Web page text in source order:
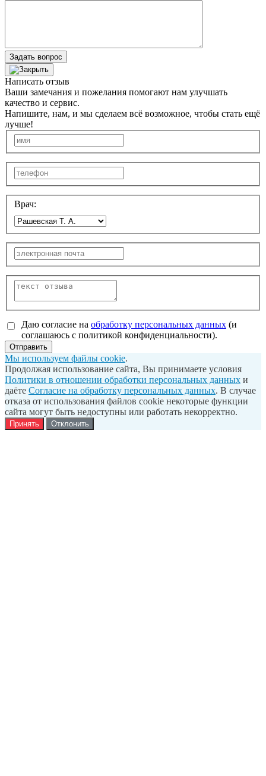
Задать вопрос
Написать отзыв
Ваши замечания и пожелания помогают нам улучшать
качество и сервис.
Напишите, нам, и мы сделаем всё возможное, чтобы стать ещё
лучше!
Врач:
Даю согласие на обработку персональных данных (и
соглашаюсь с политикой конфиденциальности).
Отправить
Мы используем файлы cookie.
Продолжая использование сайта, Вы принимаете условия
Политики в отношении обработки персональных данных и
даёте Согласие на обработку персональных данных. В случае
отказа от использования файлов cookie некоторые функции
сайта могут быть недоступны или работать некорректно.
Принять Отклонить